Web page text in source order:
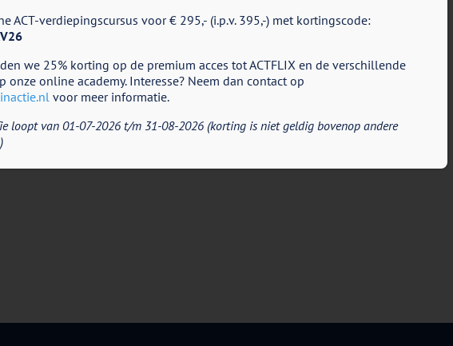
ACT-verdiepingscursus voor € 295,- (i.p.v. 395,-) met kortingscode:
we 25% korting op de premium acces tot ACTFLIX en de verschillende
onze online academy. Interesse? Neem dan contact op
voor meer informatie.
loopt van 01-07-2026 t/m 31-08-2026 (korting is niet geldig bovenop andere